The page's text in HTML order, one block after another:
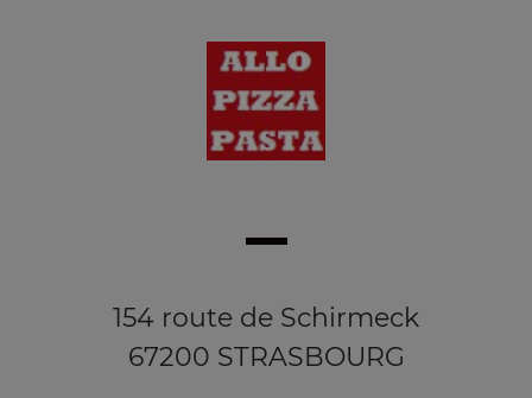
154 route de Schirmeck
67200 STRASBOURG